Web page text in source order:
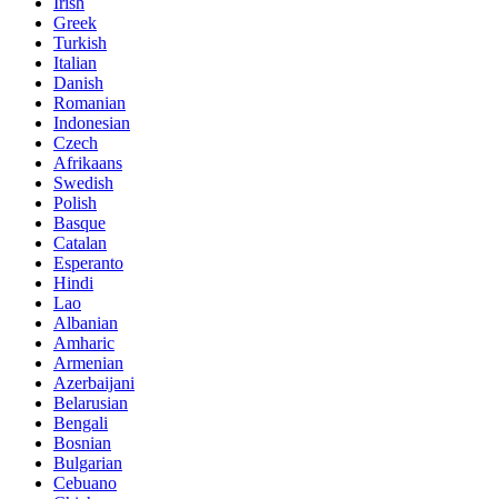
Greek
Turkish
Italian
Danish
Romanian
Indonesian
Czech
Afrikaans
Swedish
Polish
Basque
Catalan
Esperanto
Hindi
Lao
Albanian
Amharic
Armenian
Azerbaijani
Belarusian
Bengali
Bosnian
Bulgarian
Cebuano